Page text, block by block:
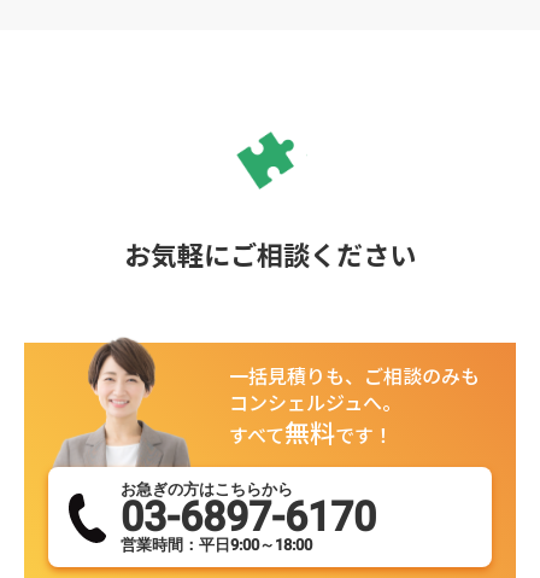
お気軽にご相談ください
一括見積りも、ご相談のみも
コンシェルジュへ。
すべて無料です！
お急ぎの方はこちらから
03-6897-6170
営業時間：平日9:00～18:00